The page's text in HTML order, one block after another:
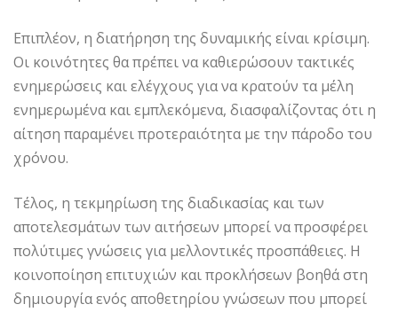
Επιπλέον, η διατήρηση της δυναμικής είναι κρίσιμη.
Οι κοινότητες θα πρέπει να καθιερώσουν τακτικές
ενημερώσεις και ελέγχους για να κρατούν τα μέλη
ενημερωμένα και εμπλεκόμενα, διασφαλίζοντας ότι η
αίτηση παραμένει προτεραιότητα με την πάροδο του
χρόνου.
Τέλος, η τεκμηρίωση της διαδικασίας και των
αποτελεσμάτων των αιτήσεων μπορεί να προσφέρει
πολύτιμες γνώσεις για μελλοντικές προσπάθειες. Η
κοινοποίηση επιτυχιών και προκλήσεων βοηθά στη
δημιουργία ενός αποθετηρίου γνώσεων που μπορεί